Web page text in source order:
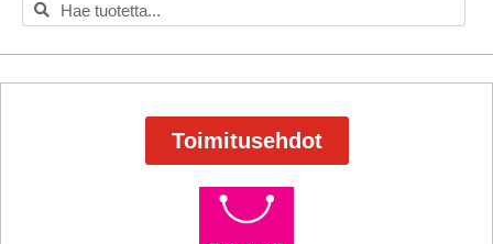
Toimitusehdot